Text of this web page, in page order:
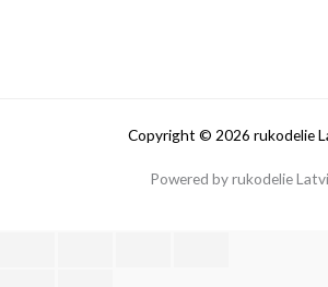
Copyright © 2026 rukodelie
Powered by rukodelie